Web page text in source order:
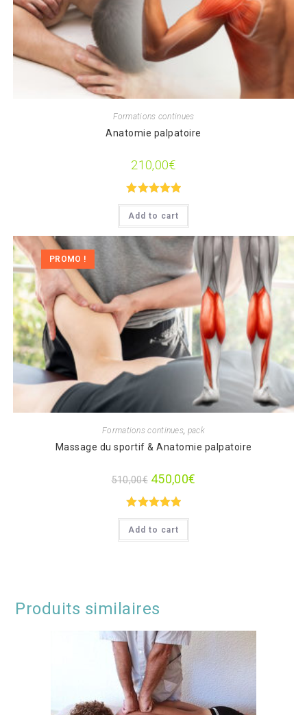
Formations continues
Anatomie palpatoire
210,00€
Note5.00
sur 5
Add to cart
PROMO !
Formations continues pack
Massage du sportif & Anatomie palpatoire
510,00€ 450,00€
Note5.00
sur 5
Add to cart
Produits similaires